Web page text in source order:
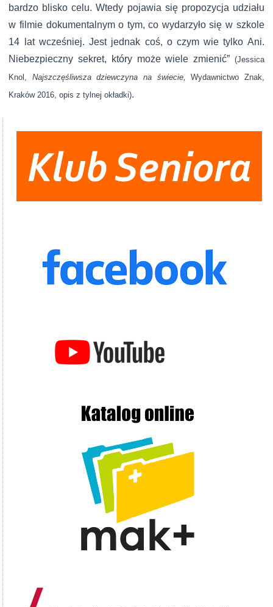
bardzo blisko celu. Wtedy pojawia się propozycja udziału
w filmie dokumentalnym o tym, co wydarzyło się w szkole
14 lat wcześniej. Jest jednak coś, o czym wie tylko Ani.
Niebezpieczny sekret, który może wiele zmienić” (Jessica
Knol, Najszczęśliwsza dziewczyna na świecie,Wydawnictwo Znak,
Kraków 2016, opis z tylnej okładki).